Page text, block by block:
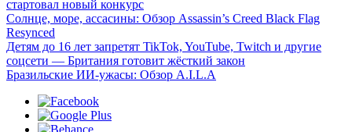
стартовал новый конкурс
Солнце, море, ассасины: Обзор Assassin’s Creed Black Flag
Resynced
Детям до 16 лет запретят TikTok, YouTube, Twitch и другие
соцсети — Британия готовит жёсткий закон
Бразильские ИИ-ужасы: Обзор A.I.L.A